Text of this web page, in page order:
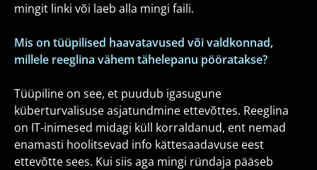
mingit linki või laeb alla mingi faili.
Mis on tüüpilised haavatavused või valdkonnad,
millele reeglina vähem tähelepanu pööratakse?
Tüüpiline on see, et puudub igasugune
küberturvalisuse asjatundmine ettevõttes. Reeglina
on IT-inimesed midagi küll korraldanud, ent nemad
enamasti hoolitsevad info kättesaadavuse eest
ettevõtte sees. Kui siis aga mingi ründaja pääseb